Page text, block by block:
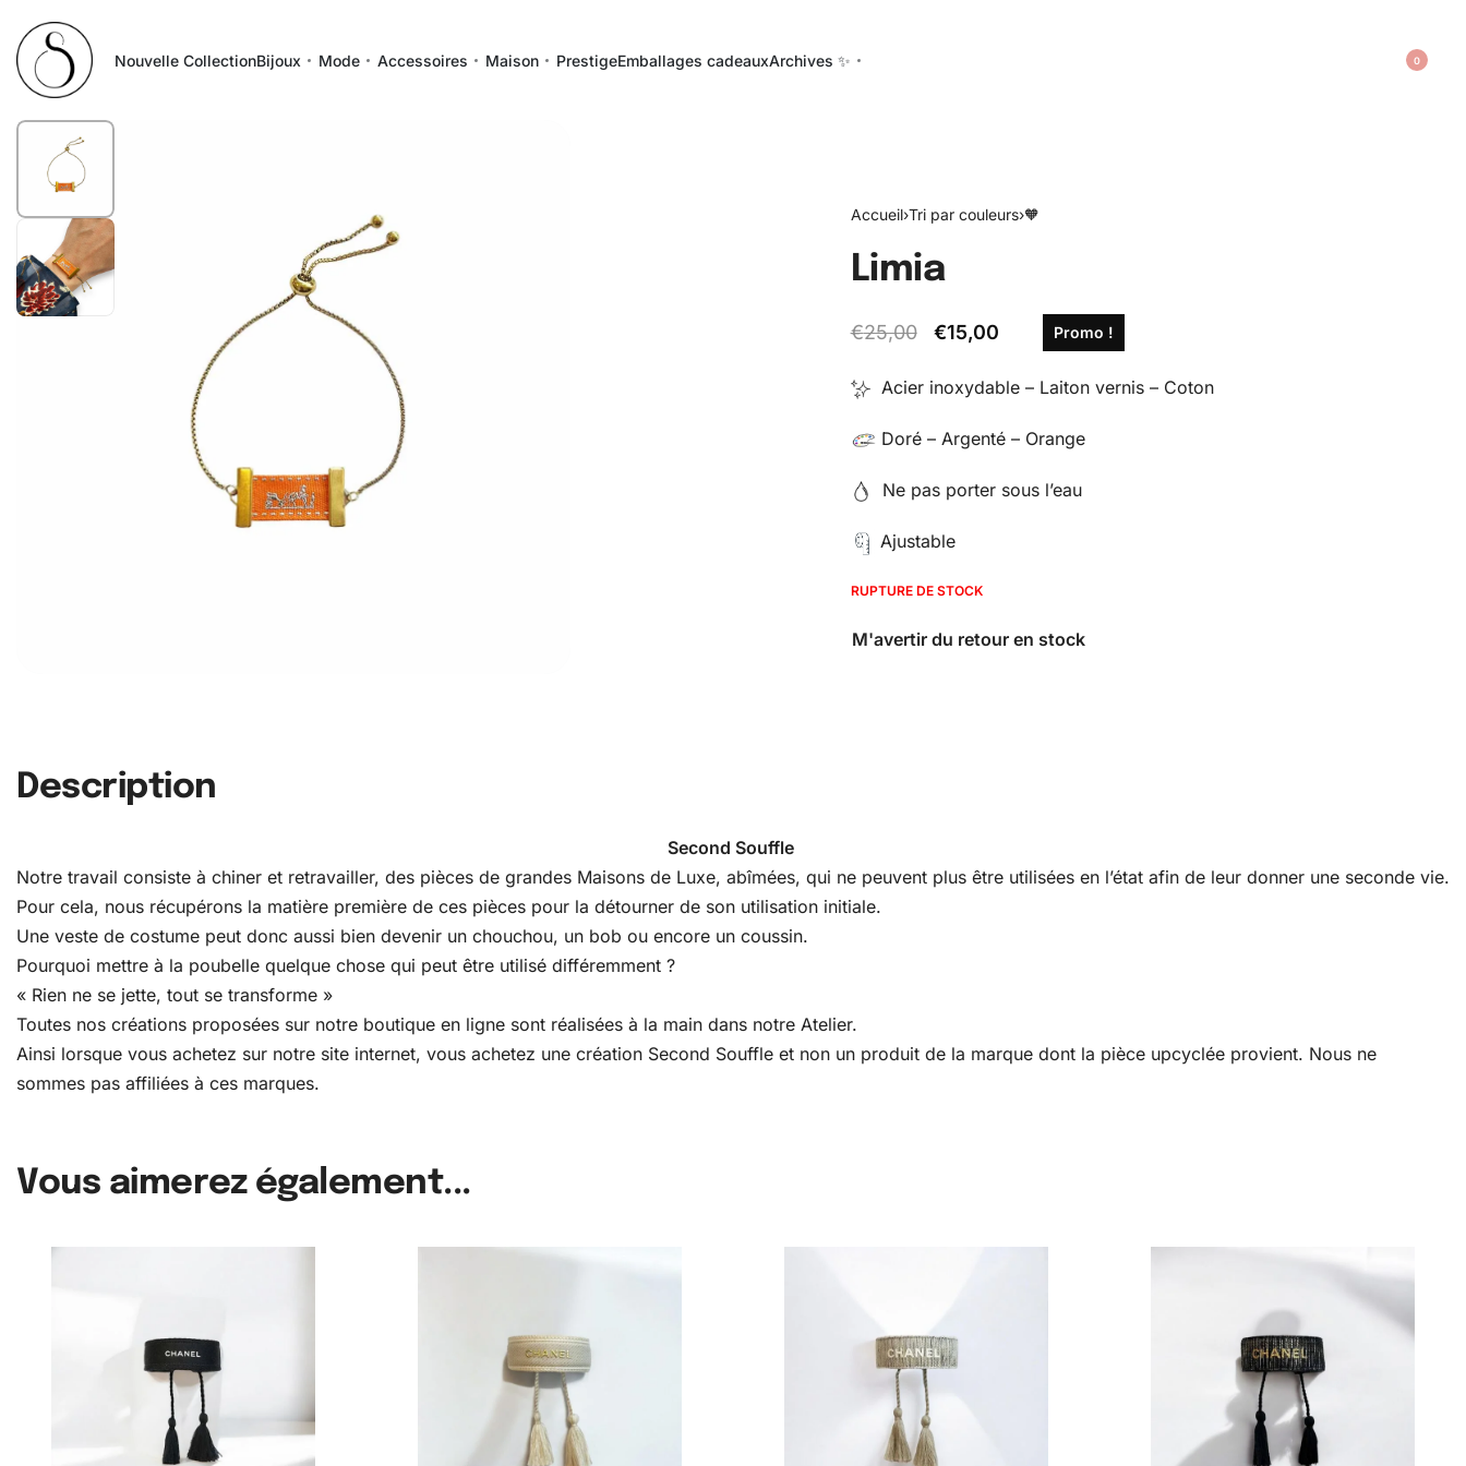
Nouvelle CollectionBijoux Mode Accessoires Maison PrestigeEmballages cadeauxArchives ✨ 0
Accueil›Tri par couleurs›🧡
Limia
€25,00 €15,00 Promo !
Acier inoxydable – Laiton vernis – Coton
Doré – Argenté – Orange
Ne pas porter sous l’eau
Ajustable
RUPTURE DE STOCK
Description
Second Souffle
Notre travail consiste à chiner et retravailler, des pièces de grandes Maisons de Luxe, abîmées, qui ne peuvent plus être utilisées en l’état afin de leur donner une seconde vie.
Pour cela, nous récupérons la matière première de ces pièces pour la détourner de son utilisation initiale.
Une veste de costume peut donc aussi bien devenir un chouchou, un bob ou encore un coussin.
Pourquoi mettre à la poubelle quelque chose qui peut être utilisé différemment ?
« Rien ne se jette, tout se transforme »
Toutes nos créations proposées sur notre boutique en ligne sont réalisées à la main dans notre Atelier.
Ainsi lorsque vous achetez sur notre site internet, vous achetez une création Second Souffle et non un produit de la marque dont la pièce upcyclée provient. Nous ne
sommes pas affiliées à ces marques.
Vous aimerez également...